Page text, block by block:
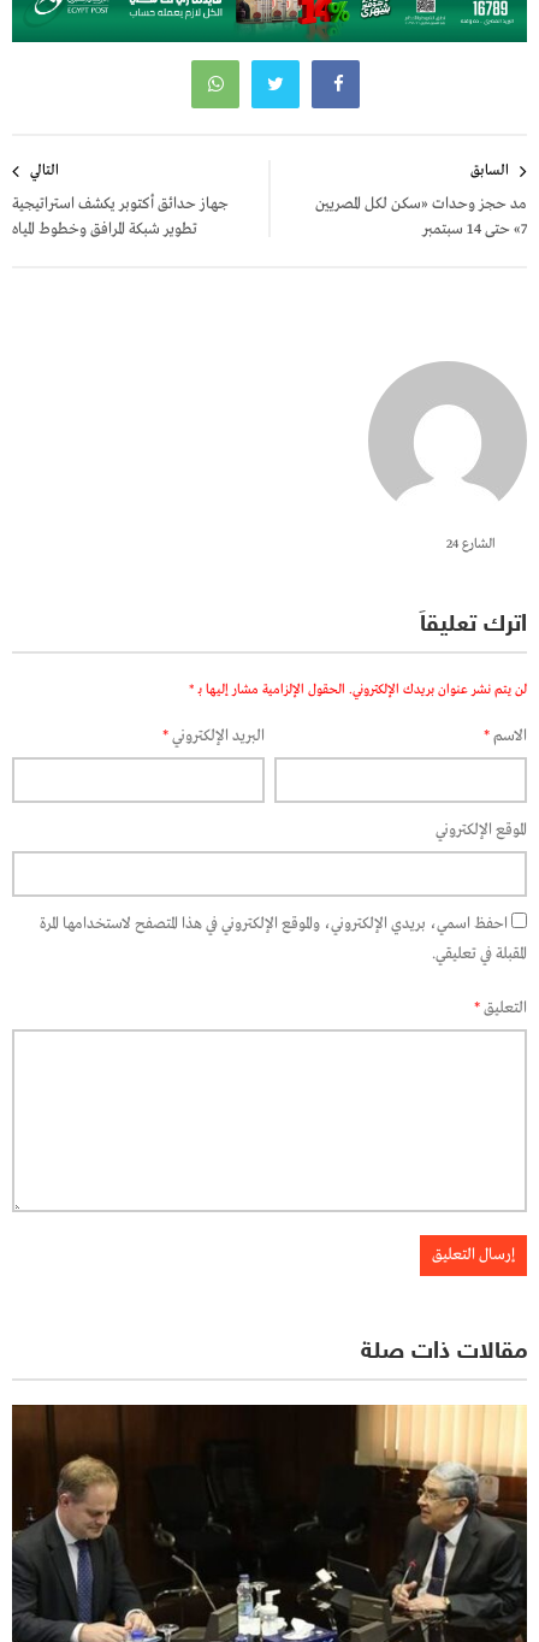
المقالات
السابق
مد حجز وحدات «سكن لكل المصريين
7» حتى 14 سبتمبر
التالي
جهاز حدائق أكتوبر يكشف استراتيجية
تطوير شبكة المرافق وخطوط المياه
الشارع 24
اترك تعليقاً
لن يتم نشر عنوان بريدك الإلكتروني. الحقول الإلزامية مشار إليها بـ *
الاسم* البريد الإلكتروني*
الموقع الإلكتروني
احفظ اسمي، بريدي الإلكتروني، والموقع الإلكتروني في هذا المتصفح لاستخدامها المرة
المقبلة في تعليقي.
التعليق*
مقالات ذات صلة